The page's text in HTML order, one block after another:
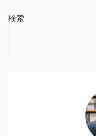
検索